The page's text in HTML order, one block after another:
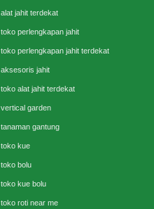
alat jahit terdekat
toko perlengkapan jahit
toko perlengkapan jahit terdekat
aksesoris jahit
toko alat jahit terdekat
vertical garden
tanaman gantung
toko kue
toko bolu
toko kue bolu
toko roti near me